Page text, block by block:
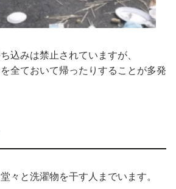
込みは禁止されていますが、
全ておいて帰ったりすることが多発
々と洗濯物を干す人までいます。